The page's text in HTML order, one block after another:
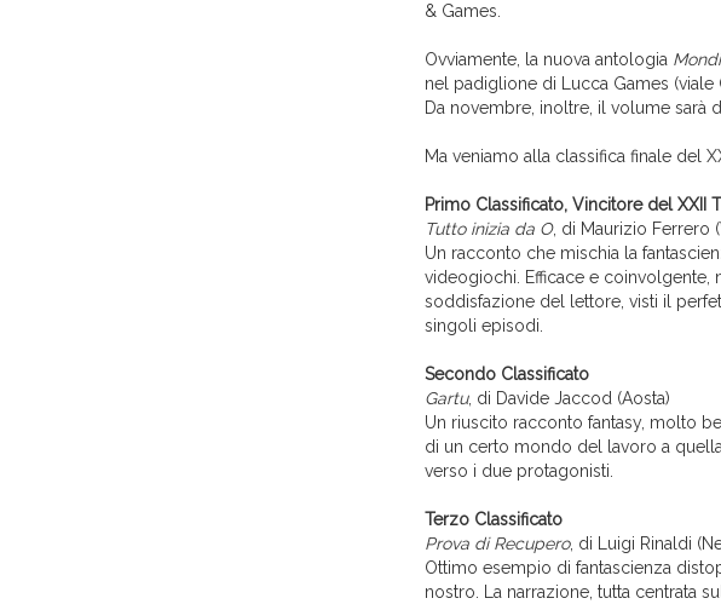
& Games.
Ovviamente, la nuova antologia
nel padiglione di Lucca Games (viale
Da novembre, inoltre, il volume sarà
Ma veniamo alla classifica finale del
Primo Classificato, Vincitore del XXII
Tutto inizia da O, di Maurizio Ferrero
Un racconto che mischia la
videogiochi. Efficace e coinvolgente,
soddisfazione del lettore, visti il
singoli episodi.
Secondo Classificato
Gartu, di Davide Jaccod (Aosta)
Un riuscito racconto fantasy, molto
di un certo mondo del lavoro a
verso i due protagonisti.
Terzo Classificato
Prova di Recupero, di Luigi Rinaldi
Ottimo esempio di fantascienza
nostro. La narrazione, tutta centrata